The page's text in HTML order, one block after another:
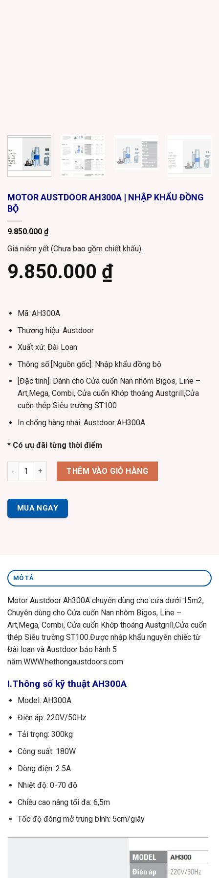
MOTOR AUSTDOOR AH300A | NHẬP KHẨU ĐỒNG
BỘ
9.850.000 ₫
Giá niêm yết (Chưa bao gồm chiết khấu):
9.850.000 ₫
Mã: AH300A
Thương hiệu: Austdoor
Xuất xứ: Đài Loan
Thông số:[Nguồn gốc]: Nhập khẩu đồng bộ
[Đặc tính]: Dành cho Cửa cuốn Nan nhôm Bigos, Line –
Art,Mega, Combi, Cửa cuốn Khớp thoáng Austgrill,Cửa
cuốn thép Siêu trường ST100
In chống hàng nhái: Austdoor AH300A
* Có ưu đãi từng thời điểm
Motor Austdoor AH300A | Nhập Khẩu Đồng Bộ số lượng
THÊM VÀO GIỎ HÀNG
MUA NGAY
MÔ TẢ
Motor Austdoor Ah300A chuyên dùng cho cửa dưới 15m2,
Chuyên dùng cho Cửa cuốn Nan nhôm Bigos, Line –
Art,Mega, Combi, Cửa cuốn Khớp thoáng Austgrill,Cửa cuốn
thép Siêu trường ST100.Được nhập khẩu nguyên chiếc từ
Đài loan và Austdoor bảo hành 5
năm.WWW.hethongaustdoors.com
I.Thông số kỹ thuật AH300A
Model: AH300A
Điện áp: 220V/50Hz
Tải trọng: 300kg
Công suất: 180W
Dòng điện: 2.5A
Nhiệt độ: 0-70 độ
Chiều cao nâng tối đa: 6,5m
Tốc độ đóng mở trung bình: 5cm/giây